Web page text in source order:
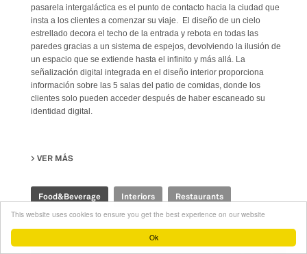
Ok
This website uses cookies to ensure you get the best experience on our website
pasarela intergaláctica es el punto de contacto hacia la ciudad que
insta a los clientes a comenzar su viaje. El diseño de un cielo
estrellado decora el techo de la entrada y rebota en todas las
paredes gracias a un sistema de espejos, devolviendo la ilusión de
un espacio que se extiende hasta el infinito y más allá. La
señalización digital integrada en el diseño interior proporciona
información sobre las 5 salas del patio de comidas, donde los
clientes solo pueden acceder después de haber escaneado su
identidad digital.
VER MÁS
Food&Beverage Interiors Restaurants